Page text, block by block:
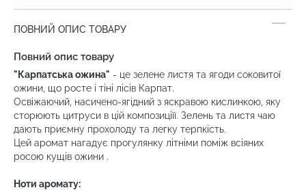
ПОВНИЙ ОПИС ТОВАРУ
Повний опис товару
"Карпатська ожина" - це зелене листя та ягоди соковитої
ожини, що росте і тіні лісів Карпат.
Освіжаючий, насичено-ягідний з яскравою кислинкою, яку
сторюють цитруси в цій композиціїї. Зелень та листя чаю
дають приємну прохолоду та легку терпкість.
Цей аромат нагадує прогулянку літніми поміж всіяних
росою кущів ожини .
Ноти аромату: